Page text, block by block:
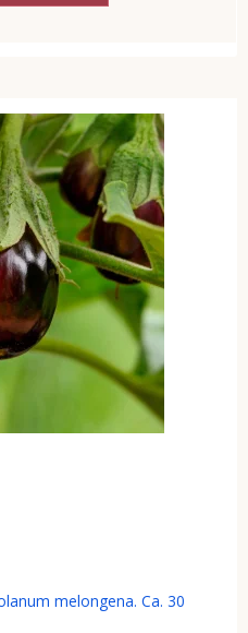
melongena. Ca. 30